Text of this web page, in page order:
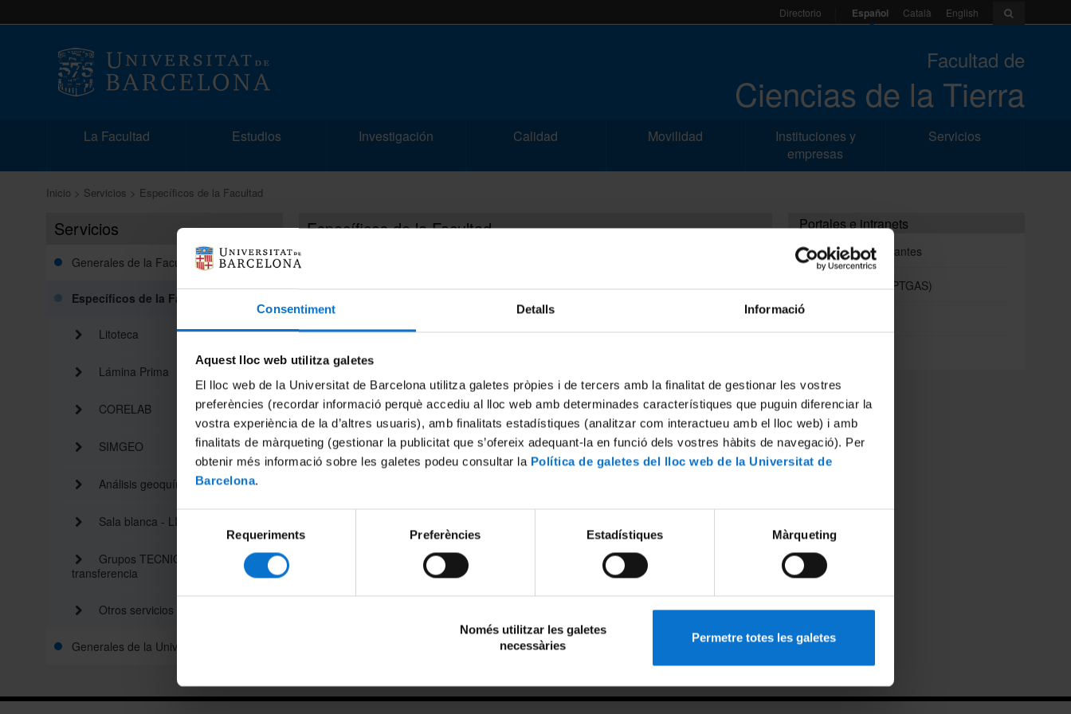
Consentiment Detalls Informació
Aquest lloc web utilitza galetes
El lloc web de la Universitat de Barcelona utilitza galetes pròpies i de tercers amb la finalitat de gestionar les vostres
preferències (recordar informació perquè accediu al lloc web amb determinades característiques que puguin diferenciar la
vostra experiència de la d’altres usuaris), amb finalitats estadístiques (analitzar com interactueu amb el lloc web) i amb
finalitats de màrqueting (gestionar la publicitat que s’ofereix adequant-la en funció dels vostres hàbits de navegació). Per
obtenir més informació sobre les galetes podeu consultar la Política de galetes del lloc web de la Universitat de
Barcelona.
Selecció
consentiment
Requeriments Preferències Estadístiques Màrqueting
Només utilitzar les galetes
necessàries
Permetre totes les galetes
Directorio Español Català English
Facultad de
Ciencias de la Tierra
La Facultad Estudios Investigación Calidad Movilidad
Instituciones y
empresas
Servicios
Inicio Servicios Específicos de la Facultad
Servicios
Generales de la Facultad
Específicos de la Facultad
Litoteca
Lámina Prima
CORELAB
SIMGEO
Análisis geoquímico (CCiTUB)
Sala blanca - LIRA
Grupos TECNIO de
transferencia
Otros servicios de transferencia
Generales de la Universidad
Específicos de la Facultad
CORELAB
SIMGEO
Análisis geoquímico (CCiTUB)
Sala blanca - LIRA
Portales e intranets
Portal de estudiantes
Intranet (PDI y PTGAS)